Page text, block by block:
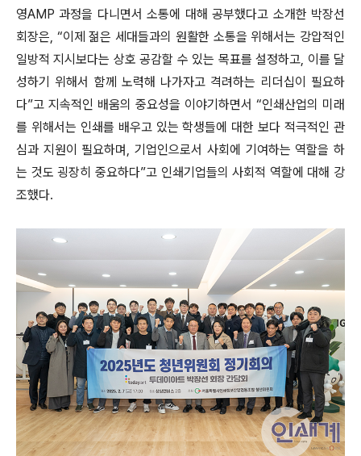
영AMP 과정을 다니면서 소통에 대해 공부했다고 소개한 박장선
회장은, “이제 젊은 세대들과의 원활한 소통을 위해서는 강압적인
일방적 지시보다는 상호 공감할 수 있는 목표를 설정하고, 이를 달
성하기 위해서 함께 노력해 나가자고 격려하는 리더십이 필요하
다”고 지속적인 배움의 중요성을 이야기하면서 “인쇄산업의 미래
를 위해서는 인쇄를 배우고 있는 학생들에 대한 보다 적극적인 관
심과 지원이 필요하며, 기업인으로서 사회에 기여하는 역할을 하
는 것도 굉장히 중요하다”고 인쇄기업들의 사회적 역할에 대해 강
조했다.